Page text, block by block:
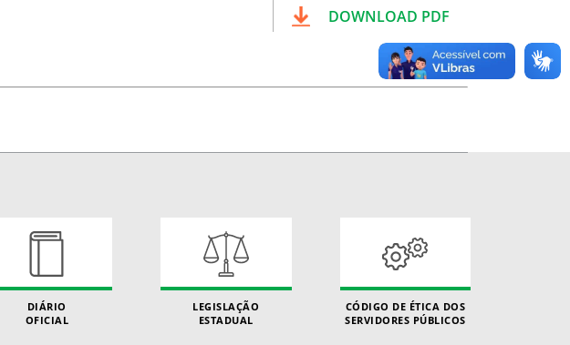
DOWNLOAD PDF
DIÁRIO
OFICIAL
LEGISLAÇÃO
ESTADUAL
CÓDIGO DE ÉTICA DOS
SERVIDORES PÚBLICOS